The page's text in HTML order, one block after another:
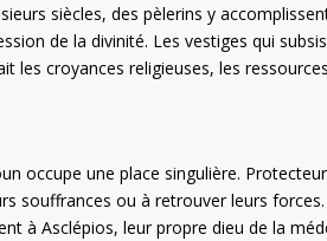
siècles, des pèlerins y
de la divinité. Les vestiges qui
les croyances religieuses, les
occupe une place singulière.
souffrances ou à retrouver leurs
à Asclépios, leur propre dieu de la